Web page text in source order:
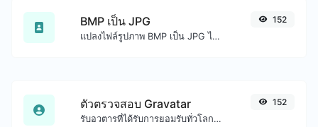
BMP เป็น JPG
แปลงไฟล์รูปภาพ BMP เป็น JPG ได้อย่างง่ายดาย
152
ตัวตรวจสอบ Gravatar
รับอวตารที่ได้รับการยอมรับทั่วโลกจาก gravatar.com สำหรับอีเมลใดๆ
152